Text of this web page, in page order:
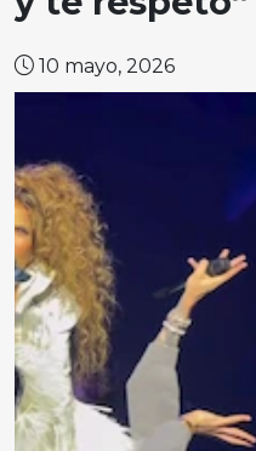
10 mayo, 2026